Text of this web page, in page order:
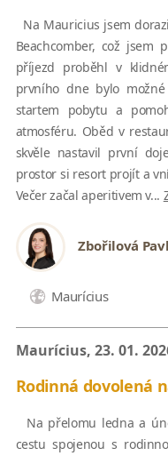
Na Mauricius jsem
Beachcomber, což jsem
příjezd proběhl v
prvního dne bylo
startem pobytu a
atmosféru. Oběd v
skvěle nastavil první
prostor si resort projít a
Večer začal aperitivem v...
Zbořilová
Maurícius
Maurícius, 23. 01.
Rodinná dovolená
Na přelomu ledna a
cestu spojenou s